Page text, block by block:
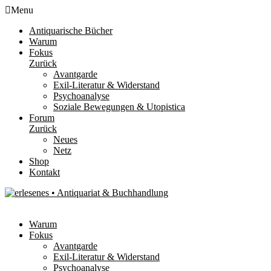
Menu
Antiquarische Bücher
Warum
Fokus
Zurück
Avantgarde
Exil-Literatur & Widerstand
Psychoanalyse
Soziale Bewegungen & Utopistica
Forum
Zurück
Neues
Netz
Shop
Kontakt
Warum
Fokus
Avantgarde
Exil-Literatur & Widerstand
Psychoanalyse